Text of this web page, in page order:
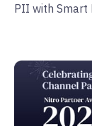
PII with Smart